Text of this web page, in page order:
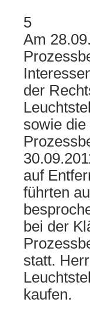
5
Am
der
sowie
auf
führten
bei der
statt.
kaufen.